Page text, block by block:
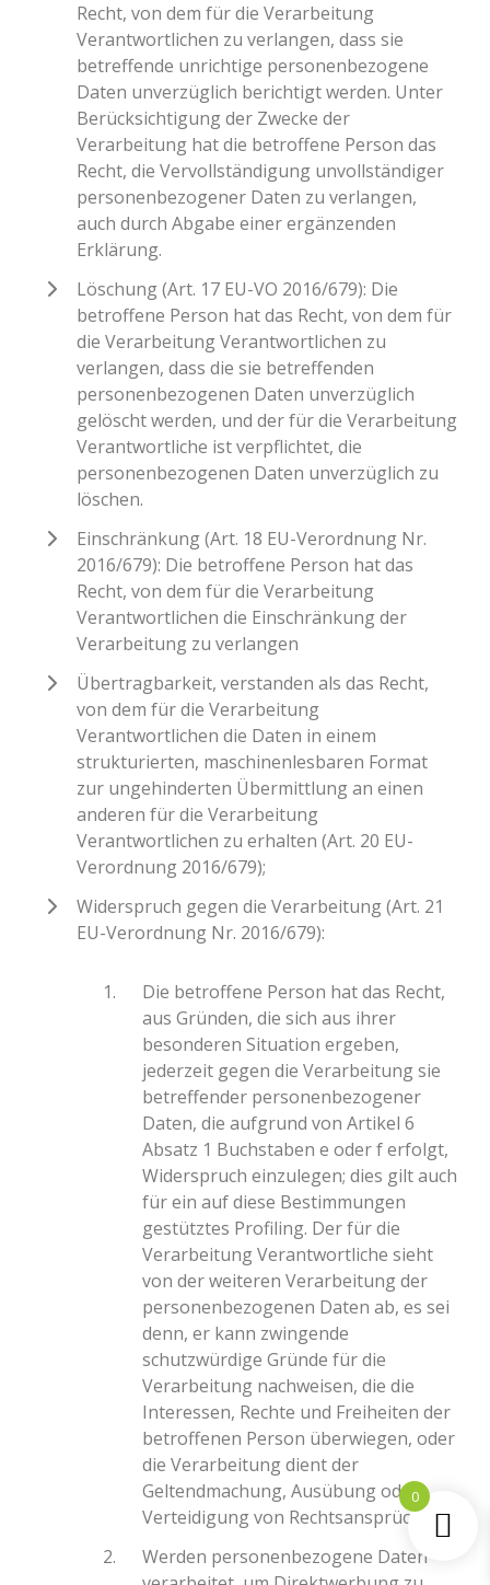
Recht, von dem für die Verarbeitung
Verantwortlichen zu verlangen, dass sie
betreffende unrichtige personenbezogene
Daten unverzüglich berichtigt werden. Unter
Berücksichtigung der Zwecke der
Verarbeitung hat die betroffene Person das
Recht, die Vervollständigung unvollständiger
personenbezogener Daten zu verlangen,
auch durch Abgabe einer ergänzenden
Erklärung.
Löschung (Art. 17 EU-VO 2016/679): Die
betroffene Person hat das Recht, von dem für
die Verarbeitung Verantwortlichen zu
verlangen, dass die sie betreffenden
personenbezogenen Daten unverzüglich
gelöscht werden, und der für die Verarbeitung
Verantwortliche ist verpflichtet, die
personenbezogenen Daten unverzüglich zu
löschen.
Einschränkung (Art. 18 EU-Verordnung Nr.
2016/679): Die betroffene Person hat das
Recht, von dem für die Verarbeitung
Verantwortlichen die Einschränkung der
Verarbeitung zu verlangen
Übertragbarkeit, verstanden als das Recht,
von dem für die Verarbeitung
Verantwortlichen die Daten in einem
strukturierten, maschinenlesbaren Format
zur ungehinderten Übermittlung an einen
anderen für die Verarbeitung
Verantwortlichen zu erhalten (Art. 20 EU-
Verordnung 2016/679);
Widerspruch gegen die Verarbeitung (Art. 21
EU-Verordnung Nr. 2016/679):
Die betroffene Person hat das Recht,
aus Gründen, die sich aus ihrer
besonderen Situation ergeben,
jederzeit gegen die Verarbeitung sie
betreffender personenbezogener
Daten, die aufgrund von Artikel 6
Absatz 1 Buchstaben e oder f erfolgt,
Widerspruch einzulegen; dies gilt auch
für ein auf diese Bestimmungen
gestütztes Profiling. Der für die
Verarbeitung Verantwortliche sieht
von der weiteren Verarbeitung der
personenbezogenen Daten ab, es sei
denn, er kann zwingende
schutzwürdige Gründe für die
Verarbeitung nachweisen, die die
Interessen, Rechte und Freiheiten der
betroffenen Person überwiegen, oder
die Verarbeitung dient der
Geltendmachung, Ausübung oder
Verteidigung von Rechtsansprüchen.
Werden personenbezogene Daten
0